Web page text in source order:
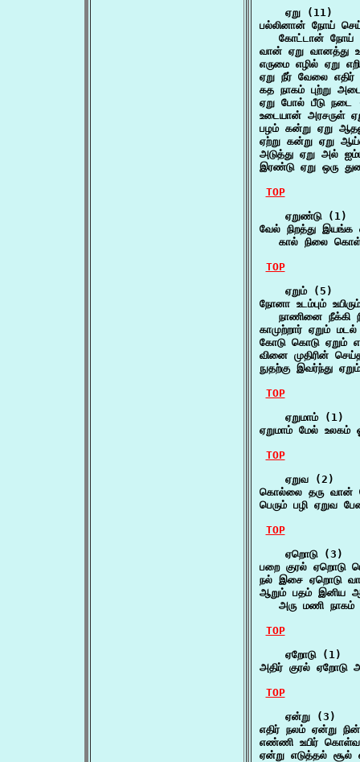
    ஏறு (11)
பல்லினான் நோய்
கோட்டான் நோய்
வான் ஏறு வானத்து
எருமை எழில் ஏறு
ஏறு நீர் வேலை
கத நாகம் புற்று
ஏறு போல் பீடு நடை
உடையான் அரசருள்
பழம் கன்று ஏறு
ஏற்று கன்று ஏறு
அடுத்து ஏறு அல்
இரண்டு ஏறு ஒரு
TOP
    ஏறுண்டு (1)
வேல் நிறத்து இயங்க
கால் நிலை
TOP
    ஏறும் (5)
நோனா உடம்பும்
நாணினை நீக்கி
காமுற்றார் ஏறும்
கோடு கொடு ஏறும்
வினை முதிரின்
நுதற்கு இவர்ந்து
TOP
    ஏறுமாம் (1)
ஏறுமாம் மேல் உலகம்
TOP
    ஏறுவ (2)
கொல்லை தரு வான்
பெரும் பழி ஏறுவ
TOP
    ஏறொடு (3)
பறை குரல் ஏறொடு
நல் இசை ஏறொடு
ஆறும் பதம் இனிய
அரு மணி நாகம்
TOP
    ஏறோடு (1)
அதிர் குரல்
TOP
    ஏன்று (3)
எதிர் நலம் ஏன்று
எண்ணி உயிர்
ஏன்று எடுத்தல்